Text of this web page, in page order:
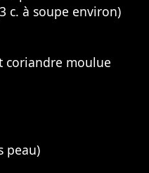
c. à soupe environ)
coriandre moulue
peau)